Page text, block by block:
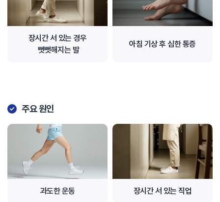
장시간 서 있는 경우
뻣뻣해지는 발
아침 기상 후 심한 통증
주요 원인
과도한 운동 장시간 서 있는 직업